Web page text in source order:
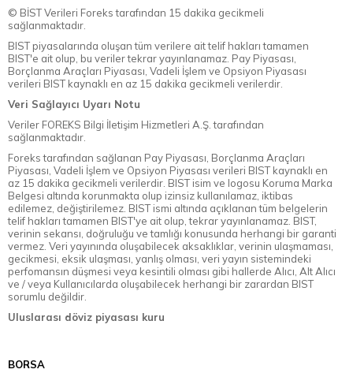
© BİST Verileri Foreks tarafından 15 dakika gecikmeli
sağlanmaktadır.
BIST piyasalarında oluşan tüm verilere ait telif hakları tamamen
BIST'e ait olup, bu veriler tekrar yayınlanamaz. Pay Piyasası,
Borçlanma Araçları Piyasası, Vadeli İşlem ve Opsiyon Piyasası
verileri BIST kaynaklı en az 15 dakika gecikmeli verilerdir.
Veri Sağlayıcı Uyarı Notu
Veriler FOREKS Bilgi İletişim Hizmetleri A.Ş. tarafından
sağlanmaktadır.
Foreks tarafından sağlanan Pay Piyasası, Borçlanma Araçları
Piyasası, Vadeli İşlem ve Opsiyon Piyasası verileri BIST kaynaklı en
az 15 dakika gecikmeli verilerdir. BIST isim ve logosu Koruma Marka
Belgesi altında korunmakta olup izinsiz kullanılamaz, iktibas
edilemez, değiştirilemez. BIST ismi altında açıklanan tüm belgelerin
telif hakları tamamen BIST'ye ait olup, tekrar yayınlanamaz. BIST,
verinin sekansı, doğruluğu ve tamlığı konusunda herhangi bir garanti
vermez. Veri yayınında oluşabilecek aksaklıklar, verinin ulaşmaması,
gecikmesi, eksik ulaşması, yanlış olması, veri yayın sistemindeki
perfomansın düşmesi veya kesintili olması gibi hallerde Alıcı, Alt Alıcı
ve / veya Kullanıcılarda oluşabilecek herhangi bir zarardan BIST
sorumlu değildir.
Uluslarası döviz piyasası kuru
BORSA